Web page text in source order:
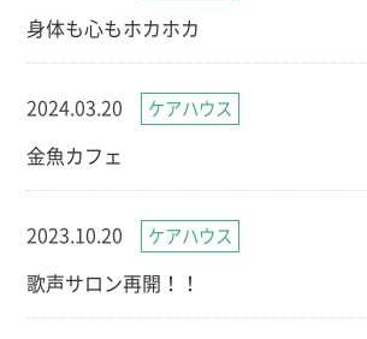
身体も心もホカホカ
2024.03.20 ケアハウス
金魚カフェ
2023.10.20 ケアハウス
歌声サロン再開！！